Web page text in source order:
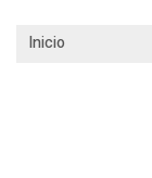
Inicio